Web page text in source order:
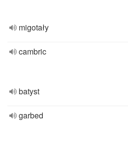
migotały
cambric
batyst
garbed